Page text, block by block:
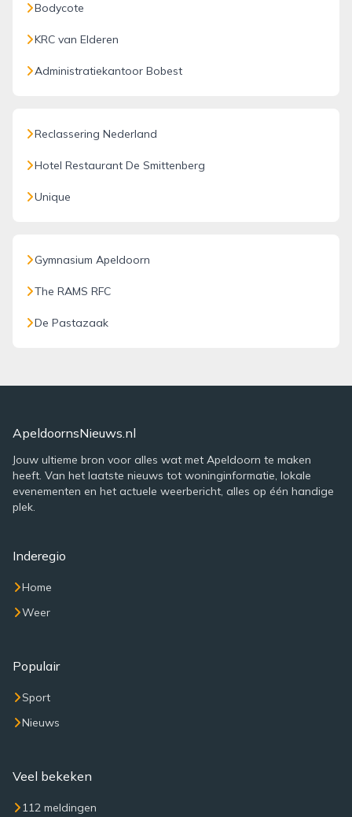
Bodycote
KRC van Elderen
Administratiekantoor Bobest
Reclassering Nederland
Hotel Restaurant De Smittenberg
Unique
Gymnasium Apeldoorn
The RAMS RFC
De Pastazaak
ApeldoornsNieuws.nl
Jouw ultieme bron voor alles wat met Apeldoorn te maken
heeft. Van het laatste nieuws tot woninginformatie, lokale
evenementen en het actuele weerbericht, alles op één handige
plek.
Inderegio
Home
Weer
Populair
Sport
Nieuws
Veel bekeken
112 meldingen